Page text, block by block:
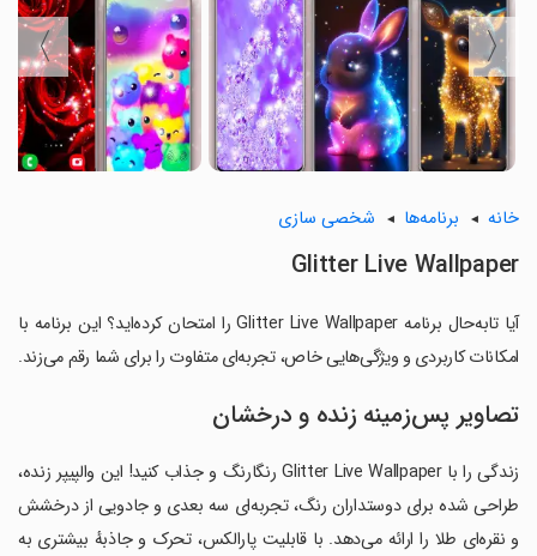
〈
〉
خانه برنامه‌ها شخصی سازی
Glitter Live Wallpaper
آیا تابه‌حال برنامه Glitter Live Wallpaper را امتحان کرده‌اید؟ این برنامه با
امکانات کاربردی و ویژگی‌هایی خاص، تجربه‌ای متفاوت را برای شما رقم می‌زند.
تصاویر پس‌زمینه زنده و درخشان
زندگی را با Glitter Live Wallpaper رنگارنگ و جذاب کنید! این والپیپر زنده،
طراحی شده برای دوستداران رنگ، تجربه‌ای سه بعدی و جادویی از درخشش
و نقره‌ای طلا را ارائه می‌دهد. با قابلیت پارالکس، تحرک و جاذبهٔ بیشتری به